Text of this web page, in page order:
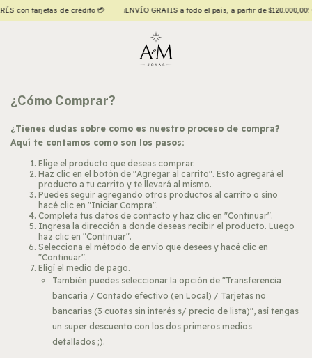
con tarjetas de crédito 💳 ¡ENVÍO GRATIS a todo el país, a partir de $120.000,00!
¿Cómo Comprar?
¿Tienes dudas sobre como es nuestro proceso de compra?
Aquí te contamos como son los pasos:
Elige el producto que deseas comprar.
Haz clic en el botón de "Agregar al carrito". Esto agregará el
producto a tu carrito y te llevará al mismo.
Puedes seguir agregando otros productos al carrito o sino
hacé clic en "Iniciar Compra".
Completa tus datos de contacto y haz clic en "Continuar".
Ingresa la dirección a donde deseas recibir el producto. Luego
haz clic en "Continuar".
Selecciona el método de envío que desees y hacé clic en
"Continuar".
Eligí el medio de pago.
También puedes seleccionar la opción de "Transferencia
bancaria / Contado efectivo (en Local) / Tarjetas no
bancarias (3 cuotas sin interés s/ precio de lista)", así tengas
un super descuento con los dos primeros medios
detallados ;).